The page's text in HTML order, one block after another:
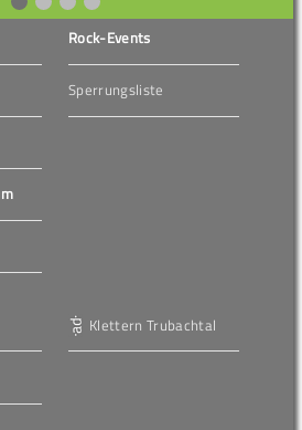
Rock-Events
Sperrungsliste
Klettern Trubachtal